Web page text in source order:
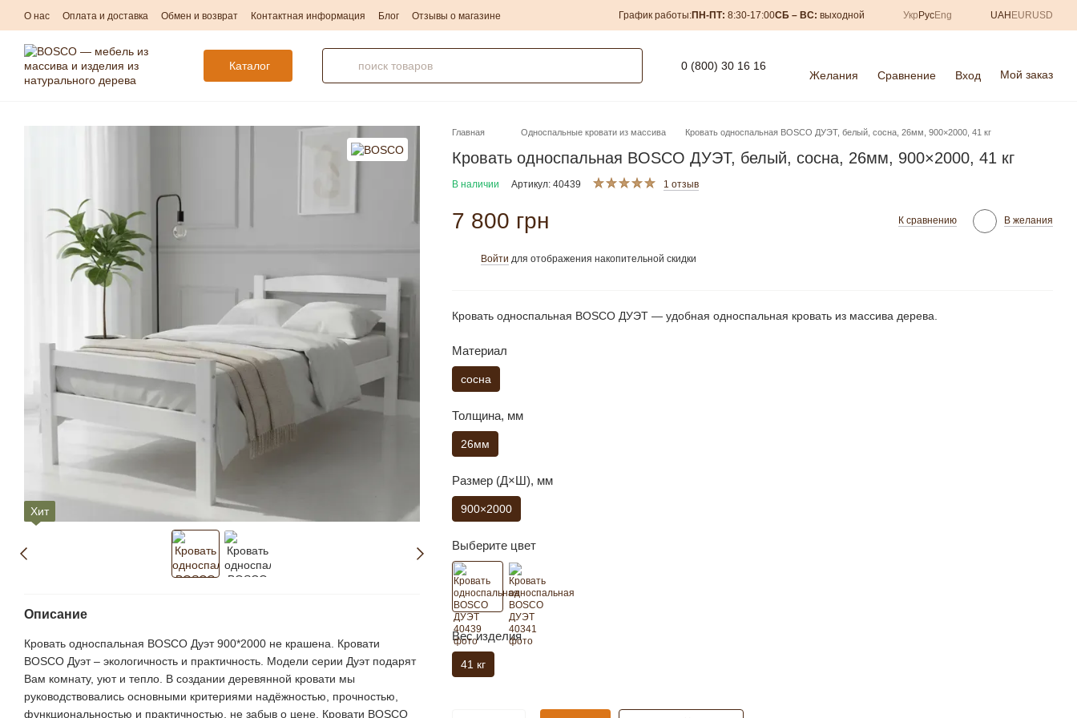
Перейти к основному контенту
О нас Оплата и доставка Обмен и возврат Контактная информация Блог Отзывы о магазине График работы:ПН-ПТ: 8:30-17:00СБ – ВС: выходной Укр РусEng UAH EURUSD
Каталог 0 (800) 30 16 16
Желания Сравнение Вход Мой заказ
Хит
Описание
Кровать односпальная BOSCO Дуэт 900*2000 не крашена. Кровати
BOSCO Дуэт – экологичность и практичность. Модели серии Дуэт подарят
Вам комнату, уют и тепло. В создании деревянной кровати мы
руководствовались основными критериями надёжностью, прочностью,
функциональностью и практичностью, не забыв о цене. Кровати BOSCO
Главная Односпальные кровати из массива Кровать односпальная BOSCO ДУЭТ, белый, сосна, 26мм, 900×2000, 41 кг
Кровать односпальная BOSCO ДУЭТ, белый, сосна, 26мм, 900×2000, 41 кг
В наличии Артикул: 40439 1 отзыв
7 800 грн К сравнению В желания
Войти для отображения накопительной скидки
Кровать односпальная BOSCO ДУЭТ — удобная односпальная кровать из массива дерева.
Материал
сосна
Толщина, мм
26мм
Размер (Д×Ш), мм
900×2000
Выберите цвет
Вес изделия
41 кг